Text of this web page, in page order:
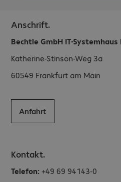
Kontakt.
Telefon: +49 69 94143-0
Anschrift.
Bechtle GmbH IT-
Katherine-Stinson-Weg 3a
60549 Frankfurt am Main
Anfahrt